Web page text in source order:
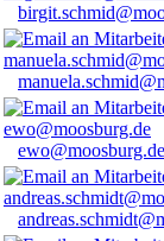
ewo@moosburg.de